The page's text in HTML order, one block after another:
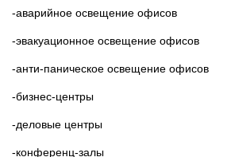
-аварийное освещение офисов
-эвакуационное освещение офисов
-анти-паническое освещение офисов
-бизнес-центры
-деловые центры
-конференц-залы